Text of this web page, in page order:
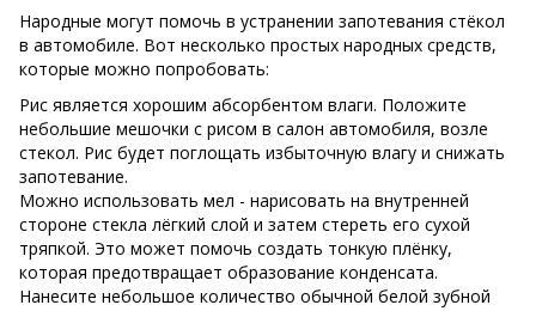
Народные могут помочь в устранении запотевания стёкол
в автомобиле. Вот несколько простых народных средств,
которые можно попробовать:
Рис является хорошим абсорбентом влаги. Положите
небольшие мешочки с рисом в салон автомобиля, возле
стекол. Рис будет поглощать избыточную влагу и снижать
запотевание.
Можно использовать мел - нарисовать на внутренней
стороне стекла лёгкий слой и затем стереть его сухой
тряпкой. Это может помочь создать тонкую плёнку,
которая предотвращает образование конденсата.
Нанесите небольшое количество обычной белой зубной